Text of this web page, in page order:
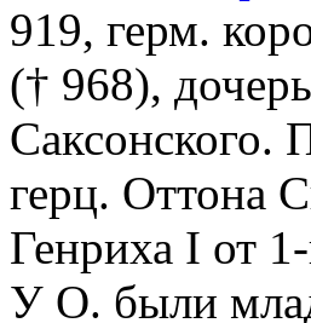
919, герм.
(† 968),
Саксонского.
герц. Оттона
Генриха I от
У О. были